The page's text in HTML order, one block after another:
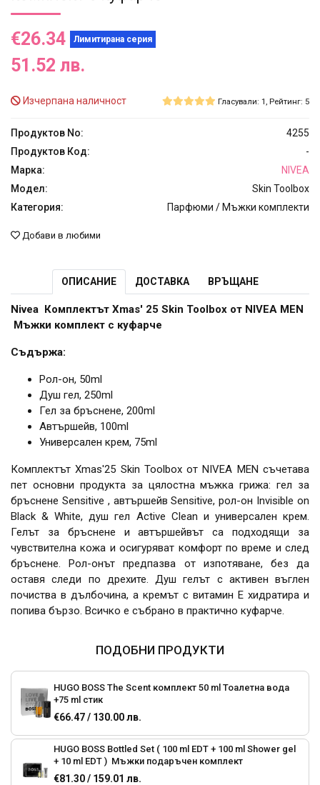
€26.34 Лимитирана серия
51.52 лв.
Изчерпана наличност Гласували: 1, Рейтинг: 5
Продуктов No:
4255
Продуктов Код:
-
Марка:
NIVEA
Модел:
Skin Toolbox
Категория:
Парфюми / Мъжки комплекти
Добави в любими
ПОДОБНИ ПРОДУКТИ
HUGO BOSS The Scent комплект 50 ml Тоалетна вода
+75 ml стик
€66.47 / 130.00 лв.
HUGO BOSS Bottled Set ( 100 ml EDT + 100 ml Shower gel
+ 10 ml EDT ) Мъжки подаръчен комплект
€81.30 / 159.01 лв.
ОПИСАНИЕ ДОСТАВКА ВРЪЩАНЕ
Nivea Комплектът Xmas' 25 Skin Toolbox от NIVEA MEN
Мъжки комплект с куфарче
Съдържа:
Рол-он, 50ml
Душ гел, 250ml
Гел за бръснене, 200ml
Автършейв, 100ml
Универсален крем, 75ml
Комплектът Xmas'25 Skin Toolbox от NIVEA MEN съчетава
пет основни продукта за цялостна мъжка грижа: гел за
бръснене Sensitive , автършейв Sensitive, рол-он Invisible on
Black & White, душ гел Active Clean и универсален крем.
Гелът за бръснене и автършейвът са подходящи за
чувствителна кожа и осигуряват комфорт по време и след
бръснене. Рол-онът предпазва от изпотяване, без да
оставя следи по дрехите. Душ гелът с активен въглен
почиства в дълбочина, а кремът с витамин Е хидратира и
попива бързо. Всичко е събрано в практично куфарче.